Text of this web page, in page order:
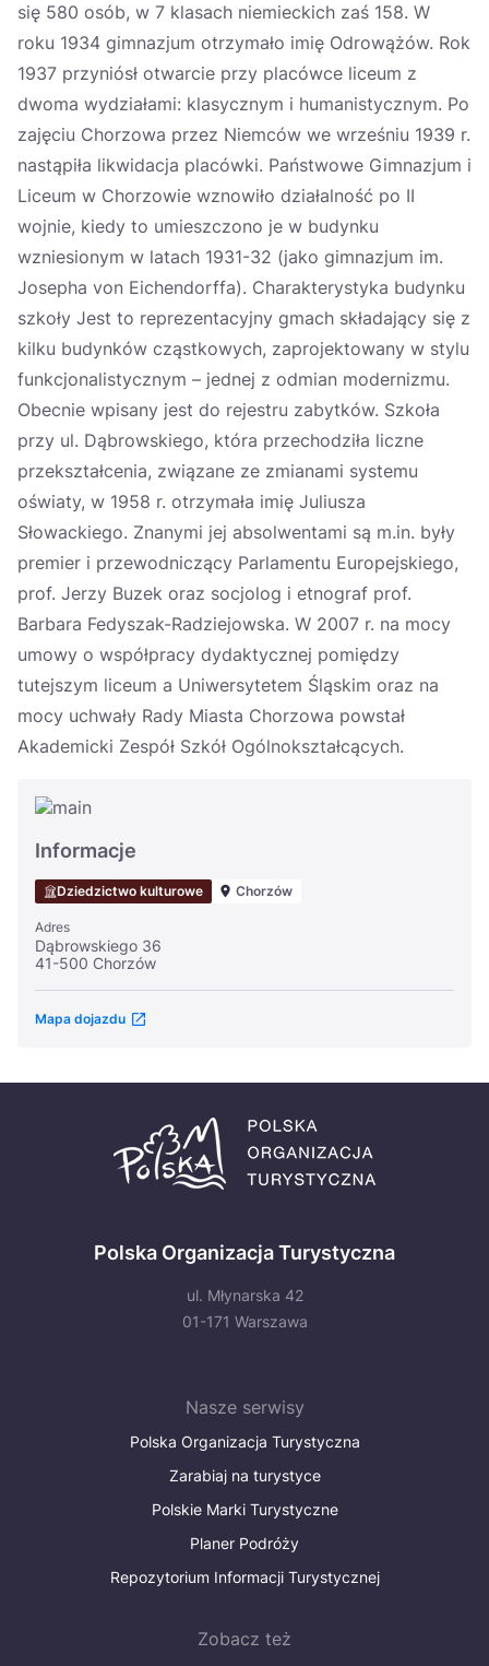
się 580 osób, w 7 klasach niemieckich zaś 158. W
roku 1934 gimnazjum otrzymało imię Odrowążów. Rok
1937 przyniósł otwarcie przy placówce liceum z
dwoma wydziałami: klasycznym i humanistycznym. Po
zajęciu Chorzowa przez Niemców we wrześniu 1939 r.
nastąpiła likwidacja placówki. Państwowe Gimnazjum i
Liceum w Chorzowie wznowiło działalność po II
wojnie, kiedy to umieszczono je w budynku
wzniesionym w latach 1931-32 (jako gimnazjum im.
Josepha von Eichendorffa). Charakterystyka budynku
szkoły Jest to reprezentacyjny gmach składający się z
kilku budynków cząstkowych, zaprojektowany w stylu
funkcjonalistycznym – jednej z odmian modernizmu.
Obecnie wpisany jest do rejestru zabytków. Szkoła
przy ul. Dąbrowskiego, która przechodziła liczne
przekształcenia, związane ze zmianami systemu
oświaty, w 1958 r. otrzymała imię Juliusza
Słowackiego. Znanymi jej absolwentami są m.in. były
premier i przewodniczący Parlamentu Europejskiego,
prof. Jerzy Buzek oraz socjolog i etnograf prof.
Barbara Fedyszak-Radziejowska. W 2007 r. na mocy
umowy o współpracy dydaktycznej pomiędzy
tutejszym liceum a Uniwersytetem Śląskim oraz na
mocy uchwały Rady Miasta Chorzowa powstał
Akademicki Zespół Szkół Ogólnokształcących.
Informacje
Dziedzictwo kulturowe Chorzów
Adres
Dąbrowskiego 36
41-500 Chorzów
Mapa dojazdu
Polska Organizacja Turystyczna
ul. Młynarska 42
01-171 Warszawa
Nasze serwisy
Polska Organizacja Turystyczna
Zarabiaj na turystyce
Polskie Marki Turystyczne
Planer Podróży
Repozytorium Informacji Turystycznej
Zobacz też